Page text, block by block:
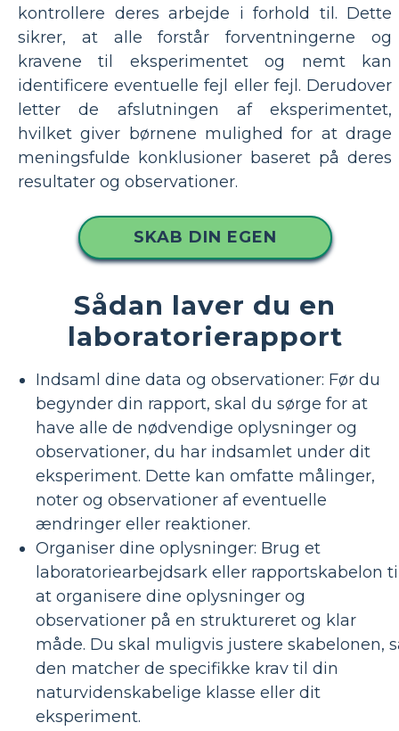
kontrollere deres arbejde i forhold til. Dette
sikrer, at alle forstår forventningerne og
kravene til eksperimentet og nemt kan
identificere eventuelle fejl eller fejl. Derudover
letter de afslutningen af ​​eksperimentet,
hvilket giver børnene mulighed for at drage
meningsfulde konklusioner baseret på deres
resultater og observationer.
SKAB DIN EGEN
Sådan laver du en
laboratorierapport
Indsaml dine data og observationer: Før du
begynder din rapport, skal du sørge for at
have alle de nødvendige oplysninger og
observationer, du har indsamlet under dit
eksperiment. Dette kan omfatte målinger,
noter og observationer af eventuelle
ændringer eller reaktioner.
Organiser dine oplysninger: Brug et
laboratoriearbejdsark eller rapportskabelon
at organisere dine oplysninger og
observationer på en struktureret og klar
måde. Du skal muligvis justere skabelonen,
den matcher de specifikke krav til din
naturvidenskabelige klasse eller dit
eksperiment.